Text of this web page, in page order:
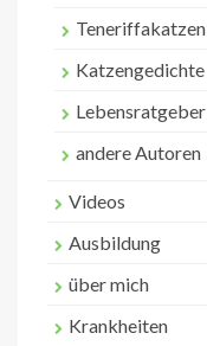
Teneriffakatzen
Katzengedichte
Lebensratgeber
andere Autoren
Videos
Ausbildung
über mich
Krankheiten